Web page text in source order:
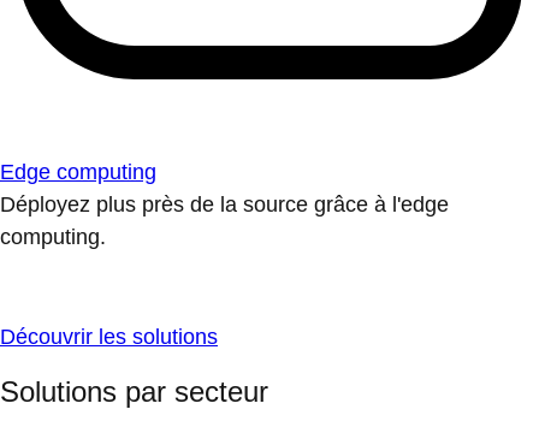
Edge computing
Déployez plus près de la source grâce à l'edge
computing.
Découvrir les solutions
Solutions par secteur